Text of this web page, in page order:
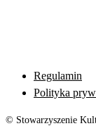
Regulamin
Polityka
© Stowarzyszenie